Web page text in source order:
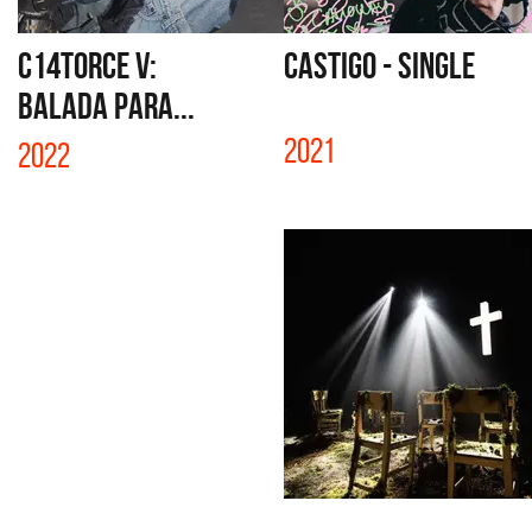
C14TORCE V:
BALADA PARA...
2022
CASTIGO - SINGLE
2021